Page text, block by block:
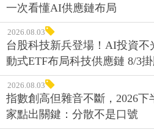
一次看懂AI供應鏈布局
2026.08.03
台股科技新兵登場！AI投資不
動式ETF布局科技供應鏈 8/3
2026.08.03
指數創高但雜音不斷，2026
家點出關鍵：分散不是口號